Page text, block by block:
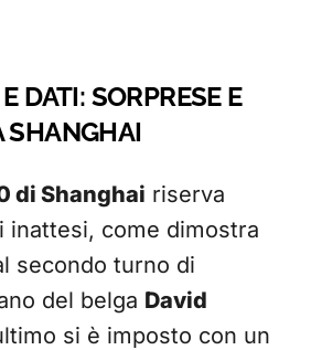
DATI: SORPRESE E
SHANGHAI
di Shanghai riserva
inattesi, come dimostra
secondo turno di
del belga David
si è imposto con un